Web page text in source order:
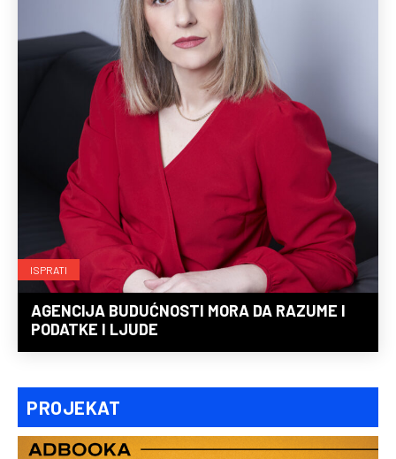
ISPRATI
AGENCIJA BUDUĆNOSTI MORA DA RAZUME I
PODATKE I LJUDE
PROJEKAT